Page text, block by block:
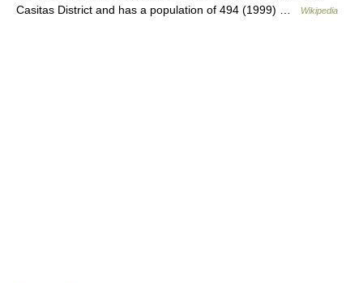
Casitas District and has a population of 494 (1999) …
Wikipedia